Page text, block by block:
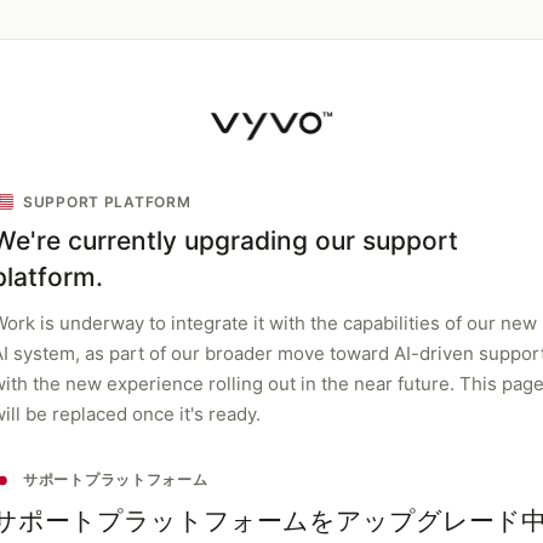
SUPPORT PLATFORM
currently upgrading our support
is underway to integrate it with the capabilities of our new
system, as part of our broader move toward AI-driven
the new experience rolling out in the near future. This page
be replaced once it's ready.
サポートプラットフォーム
ポートプラットフォームをアップグレード中